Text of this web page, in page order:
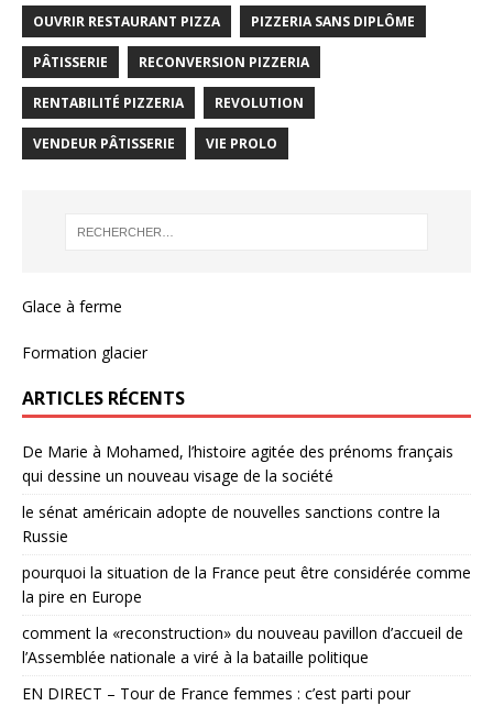
OUVRIR RESTAURANT PIZZA PIZZERIA SANS DIPLÔME
PÂTISSERIE RECONVERSION PIZZERIA
RENTABILITÉ PIZZERIA REVOLUTION
VENDEUR PÂTISSERIE VIE PROLO
Glace à ferme
Formation glacier
ARTICLES RÉCENTS
De Marie à Mohamed, l’histoire agitée des prénoms français
qui dessine un nouveau visage de la société
le sénat américain adopte de nouvelles sanctions contre la
Russie
pourquoi la situation de la France peut être considérée comme
la pire en Europe
comment la «reconstruction» du nouveau pavillon d’accueil de
l’Assemblée nationale a viré à la bataille politique
EN DIRECT – Tour de France femmes : c’est parti pour